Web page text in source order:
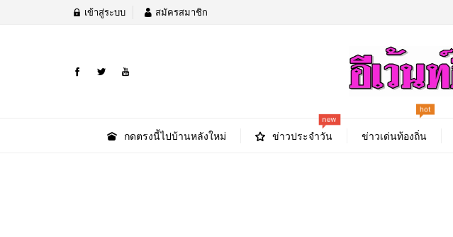
เข้าสู่ระบบ สมัครสมาชิก
กดตรงนี้ไปบ้านหลังใหม่ ข่าวประจำวัน
new
ข่าวเด่นท้องถิ่น
hot